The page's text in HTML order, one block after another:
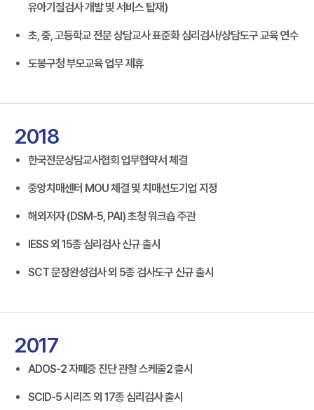
유아기질검사 개발 및 서비스 탑재)
초, 중, 고등학교 전문 상담교사 표준화 심리검사/상담도구 교육 연수
도봉구청 부모교육 업무 제휴
2018
한국전문상담교사협회 업무협약서 체결
중앙치매센터 MOU 체결 및 치매선도기업 지정
해외저자 (DSM-5, PAI) 초청 워크숍 주관
IESS 외 15종 심리검사 신규 출시
SCT 문장완성검사 외 5종 검사도구 신규 출시
2017
ADOS-2 자폐증 진단 관찰 스케줄2 출시
SCID-5 시리즈 외 17종 심리검사 출시